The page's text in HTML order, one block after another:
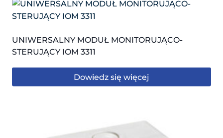
UNIWERSALNY MODUŁ MONITORUJĄCO-
STERUJĄCY IOM 3311
Dowiedz się więcej